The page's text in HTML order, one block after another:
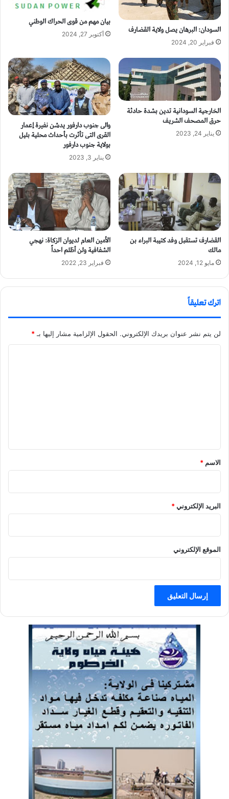
السودان: البرهان يصل ولاية القضارف
فبراير 20, 2024
بيان مهم من قوى الحراك الوطني
أكتوبر 27, 2024
الخارجية السودانية تدين بشدة حادثة
حرق المصحف الشريف
يناير 24, 2023
والى جنوب دارفور يدشن نفيرة إعمار
القرى التى تأثرت بأحداث محلية بليل
بولاية جنوب دارفور
يناير 3, 2023
القضارف تستقبل وفد كتيبة البراء بن
مالك
مايو 12, 2024
الأمين العام لديوان الزكاة: نهجي
الشفافية ولن أظلم احداً
فبراير 23, 2022
اترك تعليقاً
لن يتم نشر عنوان بريدك الإلكتروني. الحقول الإلزامية مشار إليها بـ *
الاسم *
البريد الإلكتروني*
الموقع الإلكتروني